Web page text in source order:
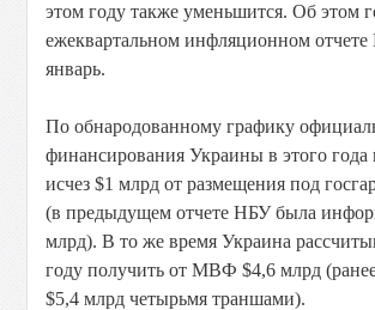
этом году также уменьшится. Об этом
ежеквартальном инфляционном отчете
январь.
По обнародованному графику
финансирования Украины в этого года
исчез $1 млрд от размещения под
(в предыдущем отчете НБУ была
млрд). В то же время Украина
году получить от МВФ $4,6 млрд
$5,4 млрд четырьмя траншами).